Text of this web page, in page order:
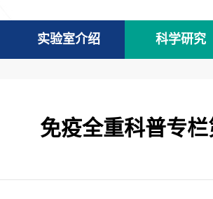
实验室介绍 科学研究
免疫全重科普专